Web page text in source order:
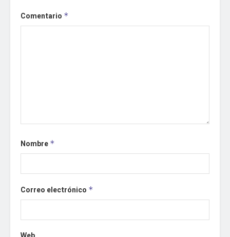
Comentario *
Nombre *
Correo electrónico *